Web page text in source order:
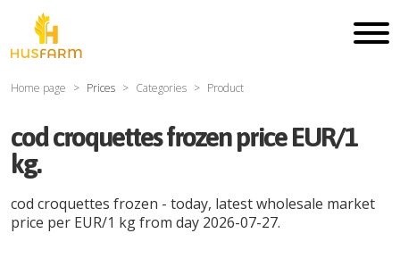
Home page Prices Categories Product
cod croquettes frozen price EUR/1
kg.
cod croquettes frozen - today, latest wholesale market
price per EUR/1 kgfrom day 2026-07-27.